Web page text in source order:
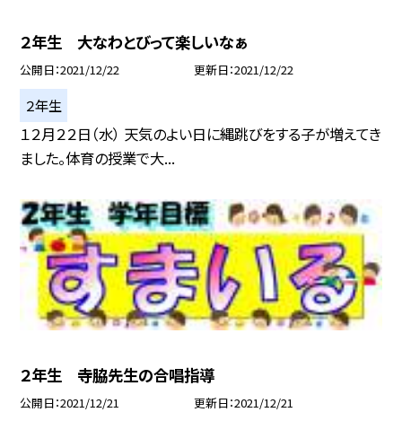
２年生 大なわとびって楽しいなぁ
公開日 2021/12/22 更新日 2021/12/22
２年生
１２月２２日（水） 天気のよい日に縄跳びをする子が増えてき
ました。体育の授業で大...
２年生 寺脇先生の合唱指導
公開日 2021/12/21 更新日 2021/12/21